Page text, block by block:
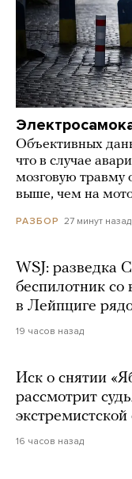
Объективных
что в случае
мозговую травму
выше, чем на
РАЗБОР 27 минут назад
WSJ: разведка
беспилотник
в Лейпциге
19 часов назад
Иск о снятии
рассмотрит
16 часов назад